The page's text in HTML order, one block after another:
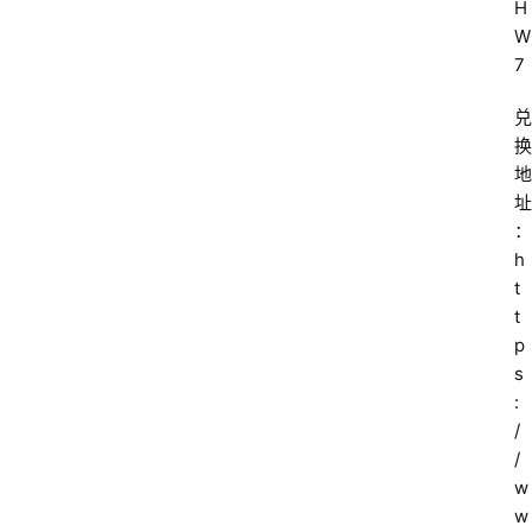
H
W
7
兑
换
地
址
：
h
t
t
p
s
:
/
/
w
w